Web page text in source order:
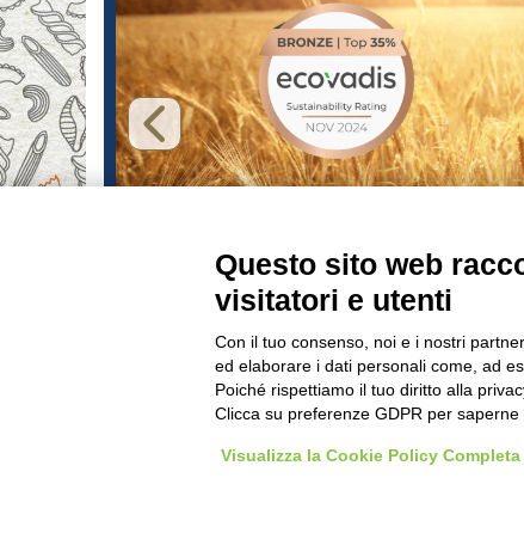
per la sostenibilità
LE IMMAGINI CONTENUTE IN
FAQ LAVORA
Questo sito web
visitatori e utenti
Con il tuo consenso, noi e i nostri
ed elaborare i dati personali come, ad
Poiché rispettiamo il tuo diritto alla
Clicca su preferenze GDPR per saperne
Visualizza la Cookie Policy Completa